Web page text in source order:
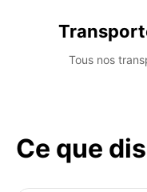
Tous nos
Ce que